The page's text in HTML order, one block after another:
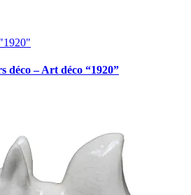
déco – Art déco “1920”